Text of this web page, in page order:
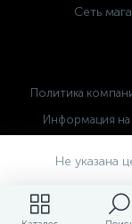
Не указана
Сеть
Политика
Информация